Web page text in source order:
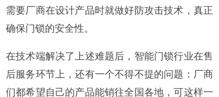
需要厂商在设计产品时就做好防攻击技术，真正
确保门锁的安全性。
在技术端解决了上述难题后，智能门锁行业在售
后服务环节上，还有一个不得不提的问题：厂商
们都希望自己的产品能销往全国各地，可这样一